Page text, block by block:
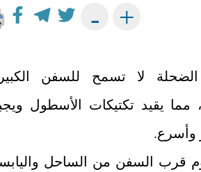
+
-
لا تسمح للسفن
مما يقيد تكتيكات الأسطول
وأسرع.
قرب السفن من الساحل